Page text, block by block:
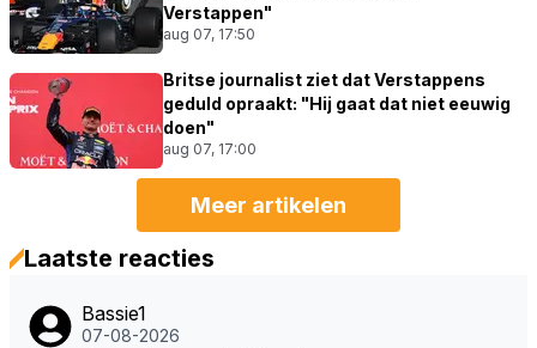
Verstappen"
aug 07, 17:50
Britse journalist ziet dat Verstappens
geduld opraakt: "Hij gaat dat niet eeuwig
doen"
aug 07, 17:00
Meer artikelen
Laatste reacties
Bassie1
07-08-2026